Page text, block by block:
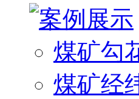
煤矿勾
煤矿经